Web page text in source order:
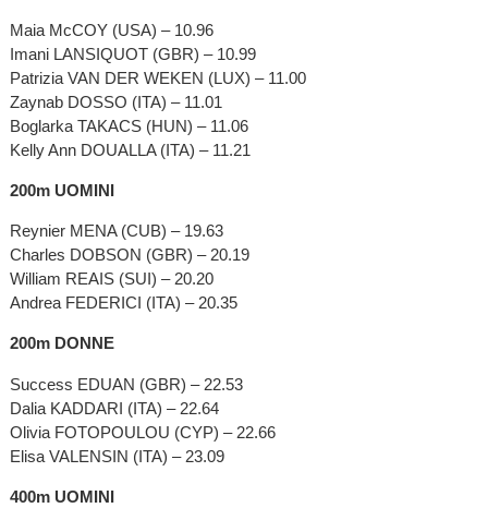
Maia McCOY (USA) – 10.96
Imani LANSIQUOT (GBR) – 10.99
Patrizia VAN DER WEKEN (LUX) – 11.00
Zaynab DOSSO (ITA) – 11.01
Boglarka TAKACS (HUN) – 11.06
Kelly Ann DOUALLA (ITA) – 11.21
200m UOMINI
Reynier MENA (CUB) – 19.63
Charles DOBSON (GBR) – 20.19
William REAIS (SUI) – 20.20
Andrea FEDERICI (ITA) – 20.35
200m DONNE
Success EDUAN (GBR) – 22.53
Dalia KADDARI (ITA) – 22.64
Olivia FOTOPOULOU (CYP) – 22.66
Elisa VALENSIN (ITA) – 23.09
400m UOMINI